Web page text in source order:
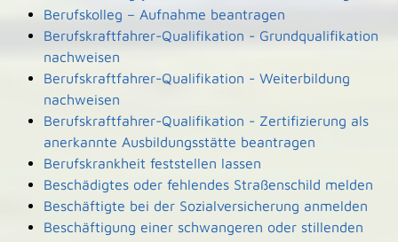
Berufskolleg – Aufnahme beantragen
Berufskraftfahrer-Qualifikation - Grundqualifikation
nachweisen
Berufskraftfahrer-Qualifikation - Weiterbildung
nachweisen
Berufskraftfahrer-Qualifikation - Zertifizierung als
anerkannte Ausbildungsstätte beantragen
Berufskrankheit feststellen lassen
Beschädigtes oder fehlendes Straßenschild melden
Beschäftigte bei der Sozialversicherung anmelden
Beschäftigung einer schwangeren oder stillenden